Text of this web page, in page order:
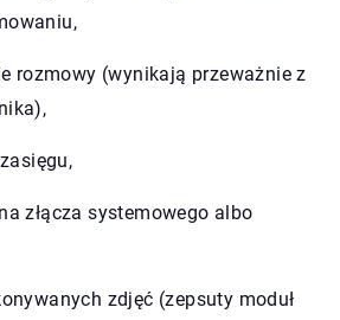
rozmowy (wynikają przeważnie z
złącza systemowego albo
zdjęć (zepsuty moduł